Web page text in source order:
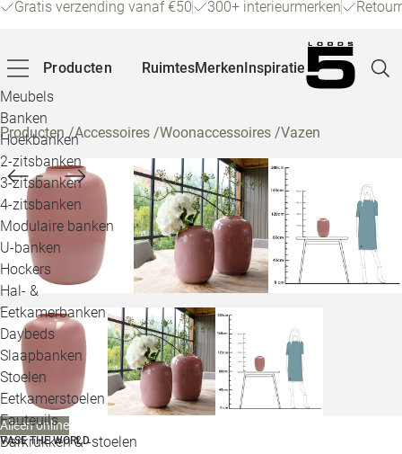
Gratis verzending vanaf €50 300+ interieurmerken
Producten
Meubels
Banken
Hoekbanken
2-zitsbanken
3-zitsbanken
4-zitsbanken
Modulaire banken
U-banken
Hockers
Hal- &
Eetkamerbanken
Daybeds
Slaapbanken
Stoelen
Eetkamerstoelen
Fauteuils
Barkrukken & -stoelen
RuimtesMerkenInspiratie
Producten/Accessoires /Woonaccessoires /Vazen
Alleen online
VASE THE WORLD